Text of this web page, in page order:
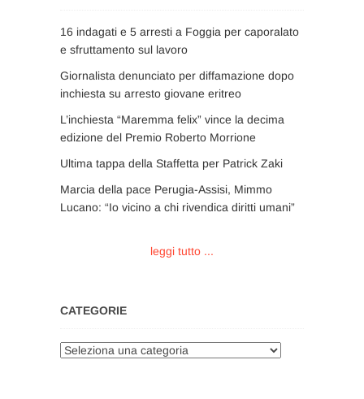
16 indagati e 5 arresti a Foggia per caporalato
e sfruttamento sul lavoro
Giornalista denunciato per diffamazione dopo
inchiesta su arresto giovane eritreo
L’inchiesta “Maremma felix” vince la decima
edizione del Premio Roberto Morrione
Ultima tappa della Staffetta per Patrick Zaki
Marcia della pace Perugia-Assisi, Mimmo
Lucano: “Io vicino a chi rivendica diritti umani”
leggi tutto ...
CATEGORIE
Categorie